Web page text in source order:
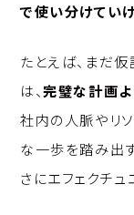
で使い分けてい
たとえば、まだ
は、完璧な計画よ
社内の人脈やリ
な一歩を踏み出
さにエフェクチュ